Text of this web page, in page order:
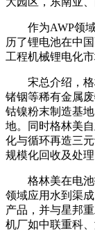
作为AWP领域
历了锂电池在中
工程机械锂电化
宋总介绍，格
锗铟等稀有金属
钴镍粉末制造基
地。同时格林美
化与循环再造三
规模化回收及处理
格林美在电池
领域应用水到渠
产品，并与星邦
机厂如中联重科